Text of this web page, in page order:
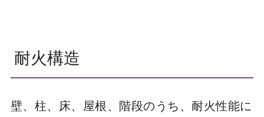
耐火構造
壁、柱、床、屋根、階段のうち、耐火性能に